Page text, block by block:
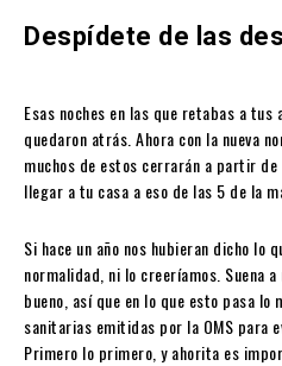
Despídete de las
Esas noches en las que retabas a tus
quedaron atrás. Ahora con la nueva
muchos de estos cerrarán a partir
llegar a tu casa a eso de las 5 de la
Si hace un año nos hubieran dicho lo
normalidad, ni lo creeríamos. Suena
bueno, así que en lo que esto pasa
sanitarias emitidas por la OMS para
Primero lo primero, y ahorita es